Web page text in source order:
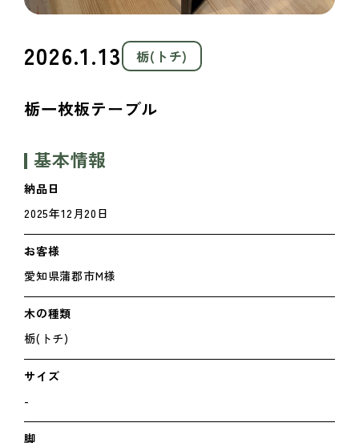
2026.1.13 栃(トチ)
栃一枚板テーブル
基本情報
納品日
2025年12月20日
お客様
愛知県蒲郡市M様
木の種類
栃(トチ)
サイズ
-
脚